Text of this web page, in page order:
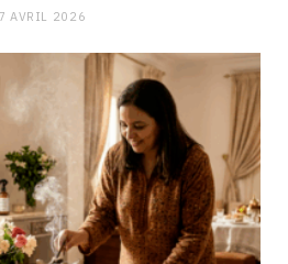
7 AVRIL 2026